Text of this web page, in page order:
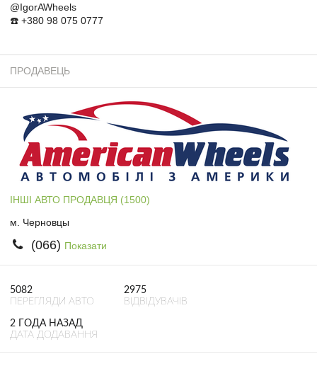
@IgorAWheels
☎️ +380 98 075 0777
ПРОДАВЕЦЬ
ІНШІ АВТО ПРОДАВЦЯ (1500)
м. Черновцы
(066) Показати
5082
ПЕРЕГЛЯДИ АВТО
2975
ВІДВІДУВАЧІВ
2 ГОДА НАЗАД
ДАТА ДОДАВАННЯ